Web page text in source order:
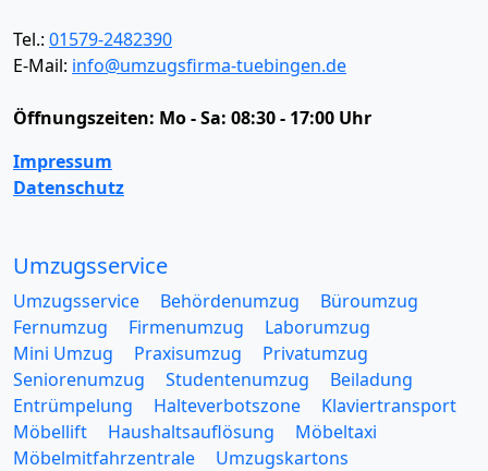
Tel.: 01579-2482390
E-Mail: info@umzugsfirma-tuebingen.de
Öffnungszeiten: Mo - Sa: 08:30 - 17:00 Uhr
Impressum
Datenschutz
Umzugsservice
Umzugsservice Behördenumzug
Büroumzug
Fernumzug
Firmenumzug
Laborumzug
Mini Umzug
Praxisumzug
Privatumzug
Seniorenumzug
Studentenumzug
Beiladung
Entrümpelung
Halteverbotszone
Klaviertransport
Möbellift
Haushaltsauflösung
Möbeltaxi
Möbelmitfahrzentrale
Umzugskartons